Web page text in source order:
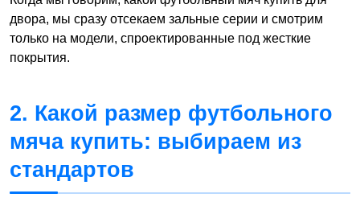
двора, мы сразу отсекаем зальные серии и смотрим
только на модели, спроектированные под жесткие
покрытия.
2. Какой размер футбольного
мяча купить: выбираем из
стандартов